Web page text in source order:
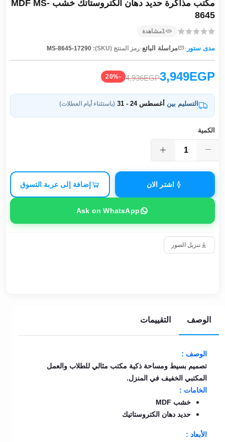
مكتب مذاكرة حديد دهان الكتروستاتك خشب MDF MS-
8645
1مشاهدة
مدى ستور · مراسلة البائع·رمز المنتج (SKU): MS-8645-17290
3,949EGP
4,936EGP
-20%
التسليم بين أغسطس 24 - 31 (باستثناء أيام العطلات)
الكمية
اشتر الان إضافة إلى عربة التسوق
Ask on WhatsApp
تنزيل الصور
الوصف التقييمات
الوصف :
تصميم بسيط ومساحة ذكية مكتب مثالي للطلاب والعمل
المكتبي الخفيف في المنزل.
الخامات :
خشب MDF
حديد دهان الكتروستاتيك
الأبعاد :